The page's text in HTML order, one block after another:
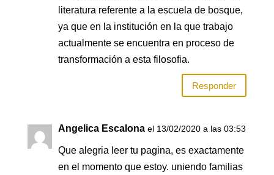
literatura referente a la escuela de bosque,
ya que en la institución en la que trabajo
actualmente se encuentra en proceso de
transformación a esta filosofia.
Responder
Angelica Escalona el 13/02/2020 a las 03:53
Que alegria leer tu pagina, es exactamente
en el momento que estoy. uniendo familias